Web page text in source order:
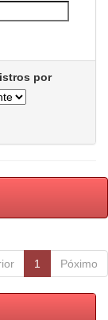
por
1 Póximo